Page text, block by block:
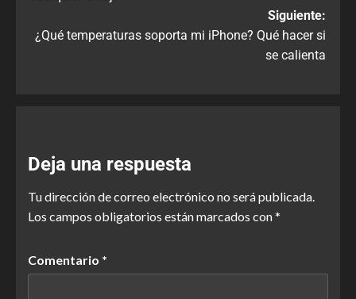
Siguiente:
¿Qué temperaturas soporta mi iPhone? Qué hacer si
se calienta
Deja una respuesta
Tu dirección de correo electrónico no será publicada.
Los campos obligatorios están marcados con*
Comentario *